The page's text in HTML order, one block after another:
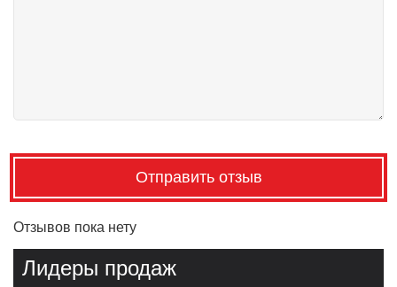
Отправить отзыв
Отзывов пока нету
Лидеры продаж